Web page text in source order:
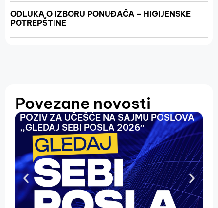
ODLUKA O IZBORU PONUĐAČA – HIGIJENSKE
POTREPŠTINE
Povezane novosti
POZIV ZA UČEŠĆE NA SAJMU POSLOVA
,,GLEDAJ SEBI POSLA 2026″